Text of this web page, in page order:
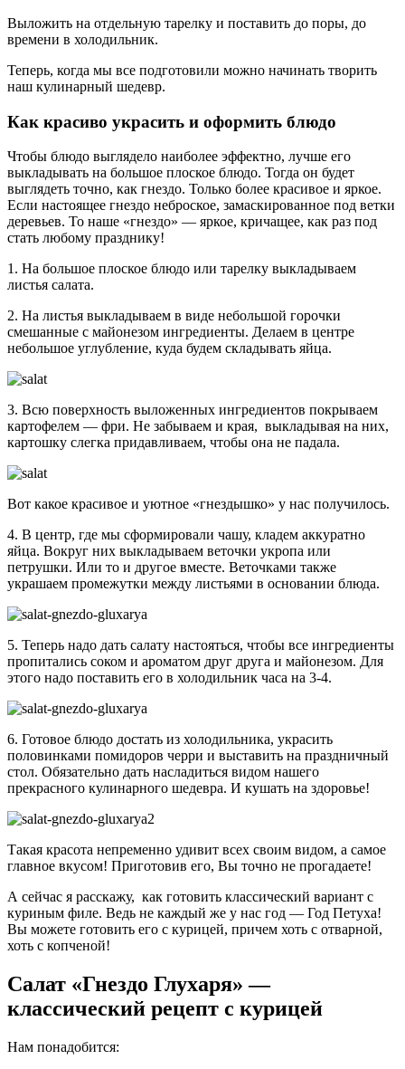
Выложить на отдельную тарелку и поставить до поры, до
времени в холодильник.
Теперь, когда мы все подготовили можно начинать творить
наш кулинарный шедевр.
Как красиво украсить и оформить блюдо
Чтобы блюдо выглядело наиболее эффектно, лучше его
выкладывать на большое плоское блюдо. Тогда он будет
выглядеть точно, как гнездо. Только более красивое и яркое.
Если настоящее гнездо неброское, замаскированное под ветки
деревьев. То наше «гнездо» — яркое, кричащее, как раз под
стать любому празднику!
1. На большое плоское блюдо или тарелку выкладываем
листья салата.
2. На листья выкладываем в виде небольшой горочки
смешанные с майонезом ингредиенты. Делаем в центре
небольшое углубление, куда будем складывать яйца.
3. Всю поверхность выложенных ингредиентов покрываем
картофелем — фри. Не забываем и края, выкладывая на них,
картошку слегка придавливаем, чтобы она не падала.
Вот какое красивое и уютное «гнездышко» у нас получилось.
4. В центр, где мы сформировали чашу, кладем аккуратно
яйца. Вокруг них выкладываем веточки укропа или
петрушки. Или то и другое вместе. Веточками также
украшаем промежутки между листьями в основании блюда.
5. Теперь надо дать салату настояться, чтобы все ингредиенты
пропитались соком и ароматом друг друга и майонезом. Для
этого надо поставить его в холодильник часа на 3-4.
6. Готовое блюдо достать из холодильника, украсить
половинками помидоров черри и выставить на праздничный
стол. Обязательно дать насладиться видом нашего
прекрасного кулинарного шедевра. И кушать на здоровье!
Такая красота непременно удивит всех своим видом, а самое
главное вкусом! Приготовив его, Вы точно не прогадаете!
А сейчас я расскажу, как готовить классический вариант с
куриным филе. Ведь не каждый же у нас год — Год Петуха!
Вы можете готовить его с курицей, причем хоть с отварной,
хоть с копченой!
Салат «Гнездо Глухаря» —
классический рецепт с курицей
Нам понадобится: